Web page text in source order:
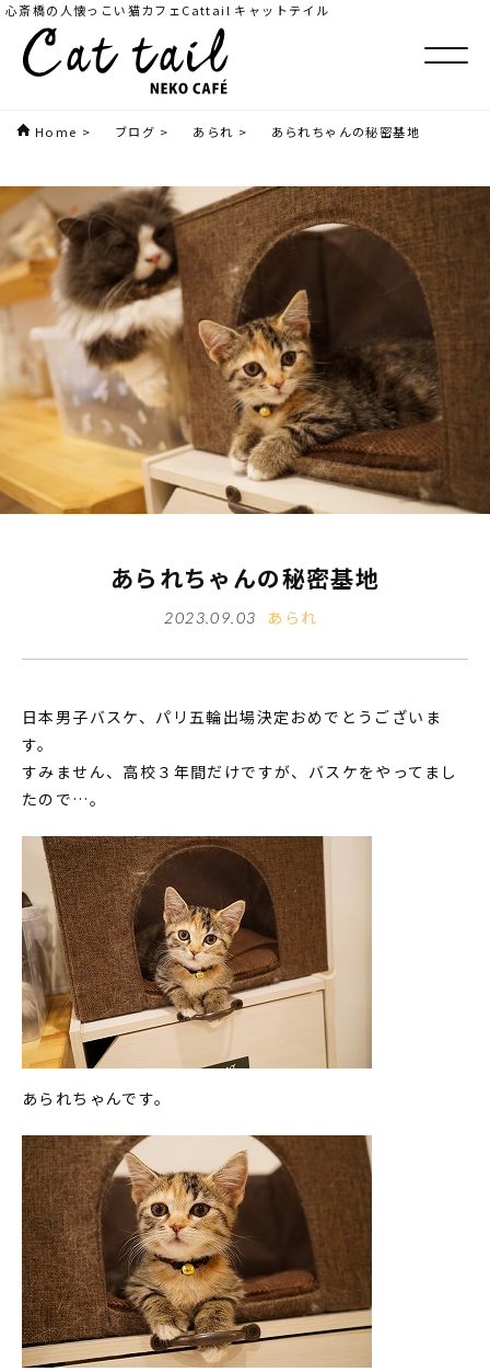
心斎橋の人懐っこい猫カフェCattail キャットテイル
Home > ブログ > あられ > あられちゃんの秘密基地
あられちゃんの秘密基地
2023.09.03 あられ
日本男子バスケ、パリ五輪出場決定おめでとうございま
す。
すみません、高校３年間だけですが、バスケをやってまし
たので…。
あられちゃんです。